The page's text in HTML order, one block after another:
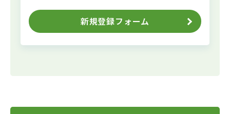
新規登録フォーム